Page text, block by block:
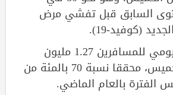
السابق قبل تفشي مرض
(كوفيد-19).
تخطى العدد اليومي للمسافرين 1.27 مليون
شخص أمس الخميس، محققا نسبة 70 بالمئة من
بالعام الماضي.